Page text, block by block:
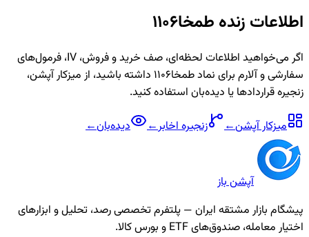
اطلاعات زنده طمخا1106
اگر می‌خواهید اطلاعات لحظه‌ای، صف خرید و فروش، IV، فرمول‌های
سفارشی و آلارم برای نمادطمخا1106
داشته باشید، از میزکار آپشن،
زنجیره قراردادها یا دیده‌بان استفاده کنید.
میزکار آپشن← زنجیرهاخابر← دیده‌بان←
آپشن باز
پیشگام بازار مشتقه ایران — پلتفرم تخصصی رصد، تحلیل و ابزارهای
اختیار معامله، صندوق‌های ETF و بورس کالا.